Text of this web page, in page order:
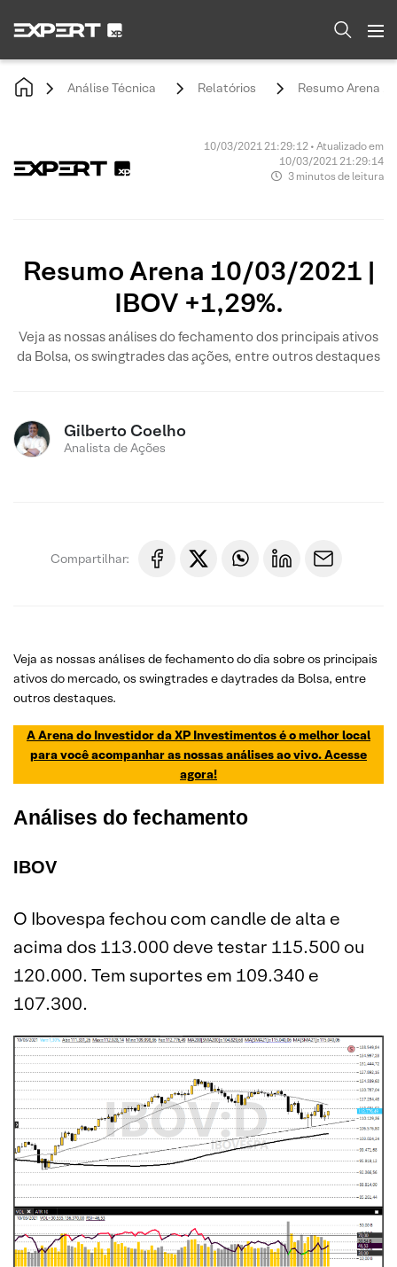
Análise Técnica Relatórios Resumo Arena
10/03/2021 21:29:12 • Atualizado em
10/03/2021 21:29:14
3 minutos de leitura
Resumo Arena 10/03/2021 |
IBOV +1,29%.
Veja as nossas análises do fechamento dos principais ativos
da Bolsa, os swingtrades das ações, entre outros destaques
Gilberto Coelho
Analista de Ações
Compartilhar:
Veja as nossas análises de fechamento do dia sobre os principais
ativos do mercado, os swingtrades e daytrades da Bolsa, entre
outros destaques.
A Arena do Investidor da XP Investimentos é o melhor local
para você acompanhar as nossas análises ao vivo. Acesse
agora!
Análises do fechamento
IBOV
O Ibovespa fechou com candle de alta e
acima dos 113.000 deve testar 115.500 ou
120.000. Tem suportes em 109.340 e
107.300.